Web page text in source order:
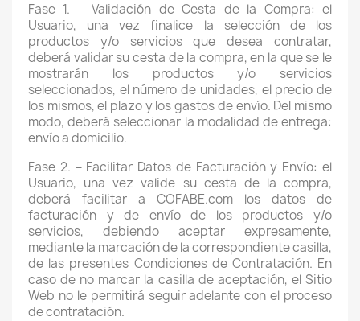
Fase 1. – Validación de Cesta de la Compra: el
Usuario, una vez finalice la selección de los
productos y/o servicios que desea contratar,
deberá validar su cesta de la compra, en la que se le
mostrarán los productos y/o servicios
seleccionados, el número de unidades, el precio de
los mismos, el plazo y los gastos de envío. Del mismo
modo, deberá seleccionar la modalidad de entrega:
envío a domicilio.
Fase 2. – Facilitar Datos de Facturación y Envío: el
Usuario, una vez valide su cesta de la compra,
deberá facilitar a COFABE.com los datos de
facturación y de envío de los productos y/o
servicios, debiendo aceptar expresamente,
mediante la marcación de la correspondiente casilla,
de las presentes Condiciones de Contratación. En
caso de no marcar la casilla de aceptación, el Sitio
Web no le permitirá seguir adelante con el proceso
de contratación.